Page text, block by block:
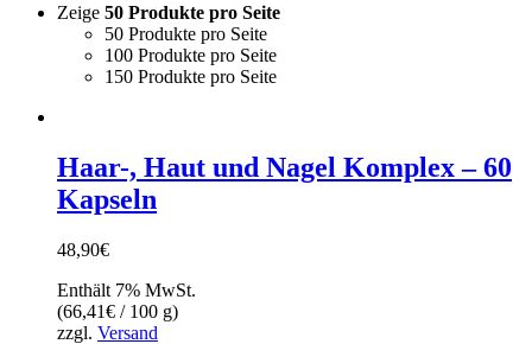
Zeige 50 Produkte pro Seite
50 Produkte pro Seite
100 Produkte pro Seite
150 Produkte pro Seite
Haar-, Haut und Nagel Komplex – 60
Kapseln
48,90€
Enthält 7% MwSt.
(66,41€ / 100 g)
zzgl. Versand